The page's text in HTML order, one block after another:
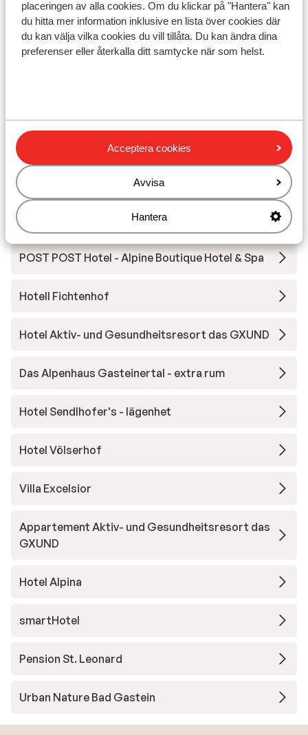
placeringen av alla cookies. Om du klickar på "Hantera" kan
du hitta mer information inklusive en lista över cookies där
du kan välja vilka cookies du vill tillåta. Du kan ändra dina
preferenser eller återkalla ditt samtycke när som helst.
Acceptera cookies
Avvisa
Hantera
Skidskola
More Mountain Suites
A-ROSA Collection Straubinger Grand Hotel
Hotel Österreichischer Hof
POST POST Hotel - Alpine Boutique Hotel & Spa
Hotell Fichtenhof
Hotel Aktiv- und Gesundheitsresort das GXUND
Das Alpenhaus Gasteinertal - extra rum
Hotel Sendlhofer's - lägenhet
Hotel Völserhof
Villa Excelsior
Appartement Aktiv- und Gesundheitsresort das
GXUND
Hotel Alpina
smartHotel
Pension St. Leonard
Urban Nature Bad Gastein